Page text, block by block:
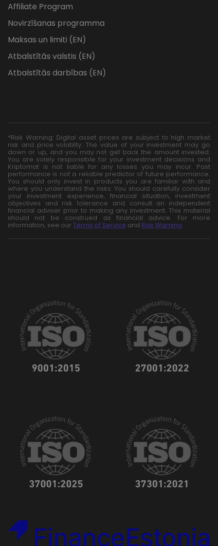
Affiliate Program
Novirzīšanas programma
Maksas un limiti (EN)
Atbalstītās valstis (EN)
Atbalstītās darbības (EN)
*Risk Warning: Digital asset prices are subject to high market
risk and price volatility. The value of your investment may go
down or up, and you may not get back the amount invested.
You are solely responsible for your investment decisions and
Kriptomat is not liable for any losses you may incur. Past
performance is not a reliable predictor of future performance.
You should only invest in products you are familiar with and
where you understand the risks. You should carefully consider
your investment experience, financial situation, investment
objectives and risk tolerance and consult an independent
financial adviser prior to making any investment. This material
should not be construed as financial advice. For more
information, see our Terms of Service and Risk Warning.